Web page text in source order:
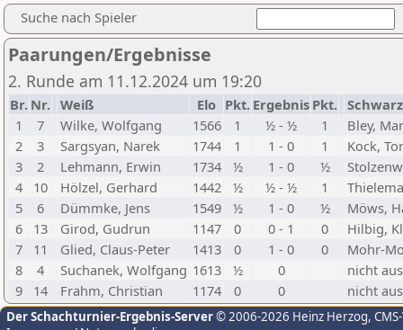
Suche nach Spieler
Paarungen/Ergebnisse
2. Runde am 11.12.2024 um 19:20
Br. Nr. Weiß Elo Pkt. Ergebnis Pkt. Schwarz
1
7 Wilke, Wolfgang 1566 1 ½ - ½ 1
Bley,
2
3 Sargsyan, Narek 1744 1 1 - 0 1
Kock,
3
2 Lehmann, Erwin 1734 ½ 1 - 0 ½
4
10 Hölzel, Gerhard 1442 ½ ½ - ½ 1
5
6 Dümmke, Jens 1549 ½ 1 - 0 ½
Möws,
6
13 Girod, Gudrun 1147 0 0 - 1 0
Hilbig,
7
11 Glied, Claus-Peter 1413 0 1 - 0 0
Mohr-
8
4 Suchanek, Wolfgang 1613 ½ 0
nicht
9
14 Frahm, Christian 1174 0 0 nicht
Der Schachturnier-Ergebnis-Server© 2006-2026 Heinz Herzog,